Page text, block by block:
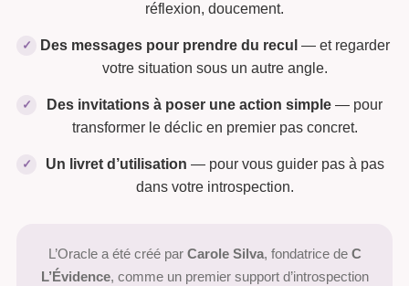
réflexion, doucement.
✓ Des messages pour prendre du recul — et regarder
votre situation sous un autre angle.
✓ Des invitations à poser une action simple — pour
transformer le déclic en premier pas concret.
✓ Un livret d’utilisation — pour vous guider pas à pas
dans votre introspection.
L’Oracle a été créé par Carole Silva, fondatrice de C
L’Évidence, comme un premier support d’introspection